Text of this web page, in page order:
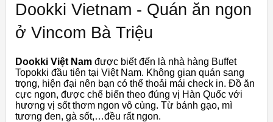
Dookki Vietnam - Quán ăn ngon
ở Vincom Bà Triệu
Dookki Việt Nam được biết đến là nhà hàng Buffet
Topokki đầu tiên tại Việt Nam. Không gian quán sang
trọng, hiện đại nên bạn có thể thoải mái check in. Đồ ăn
cực ngon, được chế biến theo đúng vị Hàn Quốc với
hương vị sốt thơm ngon vô cùng. Từ bánh gạo, mì
tương đen, gà sốt,…đều rất ngon.